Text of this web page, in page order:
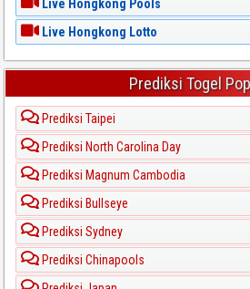
Live Hongkong Pools
Live Hongkong Lotto
Prediksi Togel
Prediksi Taipei
Prediksi North Carolina Day
Prediksi Magnum Cambodia
Prediksi Bullseye
Prediksi Sydney
Prediksi Chinapools